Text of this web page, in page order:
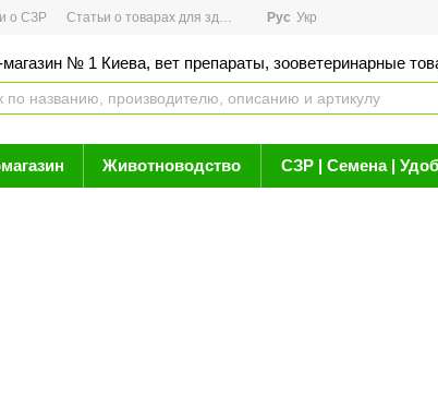
о СЗР Статьи о товарах для здоровья Новости
Рус Укр
магазин № 1 Киева, вет препараты, зооветеринарные
Животноводство СЗР | Семена |